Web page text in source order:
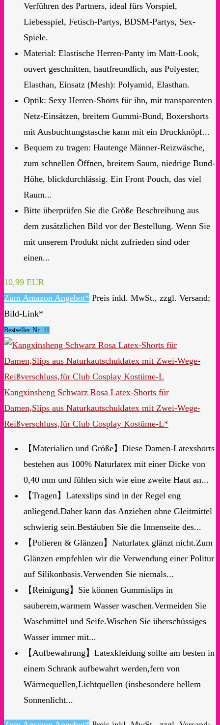
Verführen des Partners, ideal fürs Vorspiel,
Liebesspiel, Fetisch-Partys, BDSM-Partys, Sex-
Spiele.
Material: Elastische Herren-Panty im Matt-Look,
ouvert geschnitten, hautfreundlich, aus Polyester,
Elasthan, Einsatz (Mesh): Polyamid, Elasthan.
Optik: Sexy Herren-Shorts für ihn, mit transparenten
Netz-Einsätzen, breitem Gummi-Bund, Boxershorts
mit Ausbuchtungstasche kann mit ein Druckknöpf...
Bequem zu tragen: Hautenge Männer-Reizwäsche,
zum schnellen Öffnen, breitem Saum, niedrige Bund-
Höhe, blickdurchlässig. Ein Front Pouch, das viel
Raum...
Bitte überprüfen Sie die Größe Beschreibung aus
dem zusätzlichen Bild vor der Bestellung. Wenn Sie
mit unserem Produkt nicht zufrieden sind oder
einen...
10,99 EUR
Zum Amazon Angebot* Preis inkl. MwSt., zzgl. Versand;
Bild-Link*
Bestseller Nr. 11
Kangxinsheng Schwarz Rosa Latex-Shorts für
Damen,Slips aus Naturkautschuklatex mit Zwei-Wege-
Reißverschluss,für Club Cosplay Kostüme-L*
【Materialien und Größe】Diese Damen-Latexshorts
bestehen aus 100% Naturlatex mit einer Dicke von
0,40 mm und fühlen sich wie eine zweite Haut an...
【Tragen】Latexslips sind in der Regel eng
anliegend.Daher kann das Anziehen ohne Gleitmittel
schwierig sein.Bestäuben Sie die Innenseite des...
【Polieren & Glänzen】Naturlatex glänzt nicht.Zum
Glänzen empfehlen wir die Verwendung einer Politur
auf Silikonbasis.Verwenden Sie niemals...
【Reinigung】Sie können Gummislips in
sauberem,warmem Wasser waschen.Vermeiden Sie
Waschmittel und Seife.Wischen Sie überschüssiges
Wasser immer mit...
【Aufbewahrung】Latexkleidung sollte am besten in
einem Schrank aufbewahrt werden,fern von
Wärmequellen,Lichtquellen (insbesondere hellem
Sonnenlicht...